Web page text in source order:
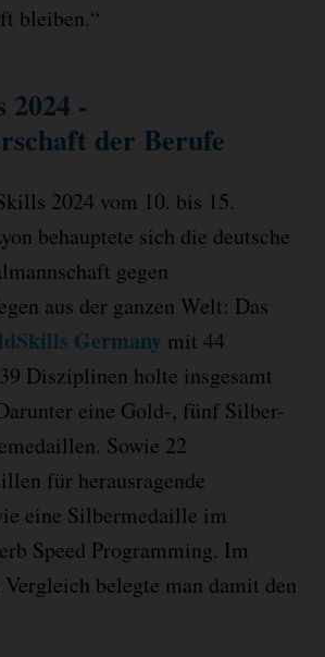
bleiben.“
-
der Berufe
2024 vom 10. bis 15.
behauptete sich die deutsche
gegen
aus der ganzen Welt: Das
Germany mit 44
Disziplinen holte insgesamt
eine Gold-, fünf Silber-
Sowie 22
für herausragende
eine Silbermedaille im
Speed Programming. Im
belegte man damit den